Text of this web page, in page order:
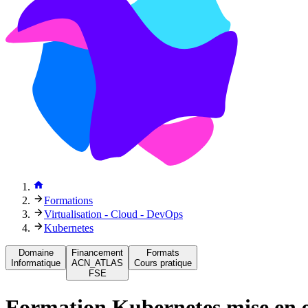
Formations
Virtualisation - Cloud - DevOps
Kubernetes
Domaine
Informatique
Financement
ACN_ATLAS
FSE
Formats
Cours pratique